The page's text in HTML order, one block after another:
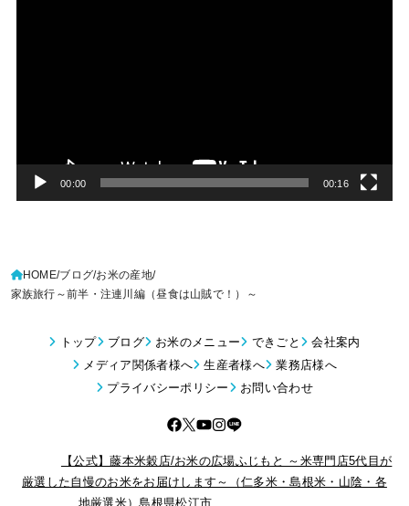
00:00 00:16
HOME ブログ お米の産地
家族旅行～前半・注連川編（昼食は山賊で！）～
トップ ブログ お米のメニュー できごと
会社案内
メディア関係者様へ
生産者様へ
業務店様へ
プライバシーポリシー
お問い合わせ
【公式】藤本米穀店/お米の広場ふじもと ～米専門店5代目が
厳選した自慢のお米をお届けします～（仁多米・島根米・山陰・各
地厳選米）島根県松江市